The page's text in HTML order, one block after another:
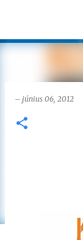
– június 06, 2012